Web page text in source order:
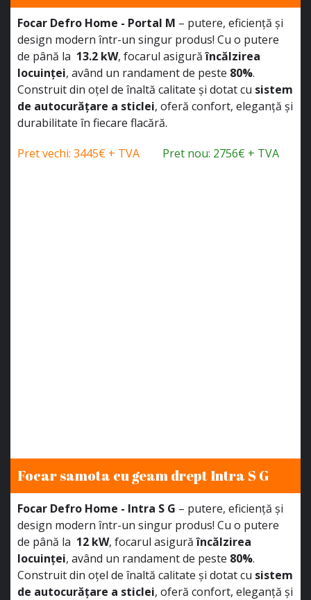
Focar Defro Home - Portal M – putere, eficiență și
design modern într-un singur produs! Cu o putere
de până la 13.2 kW, focarul asigurăîncălzirea
locuinței, având un randament de peste 80%.
Construit din oțel de înaltă calitate și dotat cu sistem
de autocurățare a sticlei, oferă confort, eleganță și
durabilitate în fiecare flacără.
Pret vechi: 3445€ + TVA
Pret nou: 2756€ + TVA
Focar samota cu geam drept Intra S G
Focar Defro Home - Intra S G – putere, eficiență și
design modern într-un singur produs! Cu o putere
de până la 12 kW, focarul asigurăîncălzirea
locuinței, având un randament de peste 80%.
Construit din oțel de înaltă calitate și dotat cu sistem
de autocurățare a sticlei, oferă confort, eleganță și